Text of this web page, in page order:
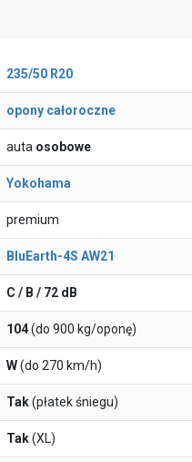
235/50 R20
opony całoroczne
auta osobowe
Yokohama
premium
BluEarth-4S AW21
C / B / 72 dB
104(do 900 kg/oponę)
W(do 270 km/h)
Tak(płatek śniegu)
Tak(XL)